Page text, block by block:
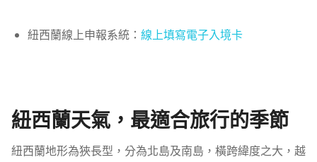
紐西蘭線上申報系統： 線上填寫電子入境卡
紐西蘭天氣，最適合旅行的季節
紐西蘭地形為狹長型，分為北島及南島，橫跨緯度之大，越